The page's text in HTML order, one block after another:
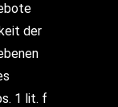
der
1 lit. f